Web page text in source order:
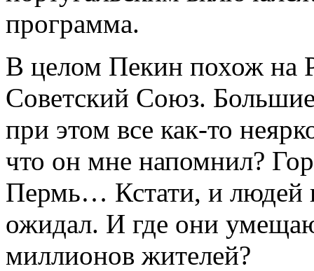
программа.
В целом Пекин похож на
Советский Союз.
при этом все как-то
что он мне напомнил?
Пермь… Кстати, и людей
ожидал. И где они
миллионов жителей?